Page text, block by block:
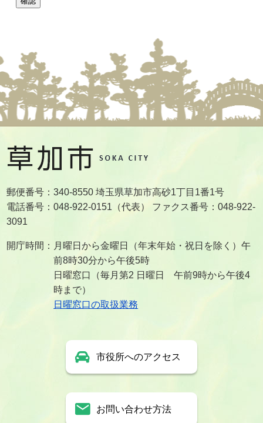
郵便番号：340-8550 埼玉県草加市高砂1丁目1番1号
電話番号：048-922-0151（代表） ファクス番号：048-922-
3091
開庁時間：月曜日から金曜日（年末年始・祝日を除く）午
前8時30分から午後5時
日曜窓口（毎月第2 日曜日 午前9時から午後4
時まで）
日曜窓口の取扱業務
市役所へのアクセス
お問い合わせ方法